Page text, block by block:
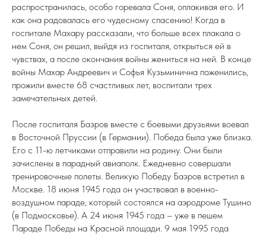
распространилась, особо горевала Соня, оплакивая его. И
как она радовалась его чудесному спасению! Когда в
госпитале Махару рассказали, что больше всех плакала о
нем Соня, он решил, выйдя из госпиталя, открыться ей в
чувствах, а после окончания войны жениться на ней. В конце
войны Махар Андреевич и Софья Кузьминична поженились,
прожили вместе 68 счастливых лет, воспитали трех
замечательных детей.
После госпиталя Базров вместе с боевыми друзьями воевал
в Восточной Пруссии (в Германии). Победа была уже близка.
Его с 11-ю летчиками отправили на родину. Они были
зачислены в парадный авиаполк. Ежедневно совершали
тренировочные полеты. Великую Победу Базров встретил в
Москве. 18 июня 1945 года он участвовал в военно-
воздушном параде, который состоялся на аэродроме Тушино
(в Подмосковье). А 24 июня 1945 года – уже в пешем
Параде Победы на Красной площади. 9 мая 1995 года